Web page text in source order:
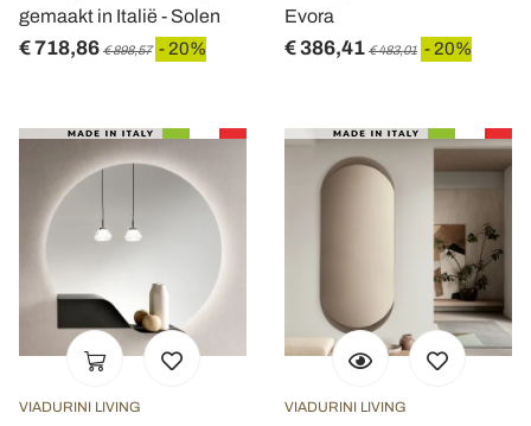
gemaakt in Italië - Solen
€ 718,86 € 898,57 - 20%
Evora
€ 386,41 € 483,01 - 20%
VIADURINI LIVING VIADURINI LIVING